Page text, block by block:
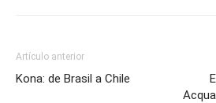
Artículo anterior
Kona: de Brasil a Chile